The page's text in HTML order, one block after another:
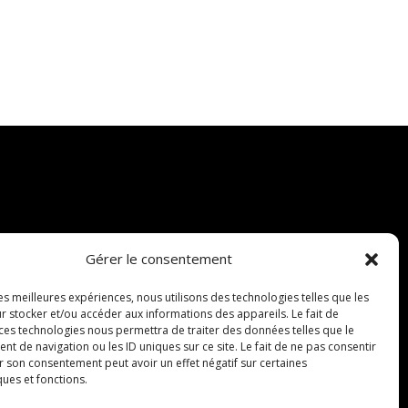
Gérer le consentement
meilleures expériences, nous utilisons des technologies telles que les
stocker et/ou accéder aux informations des appareils. Le fait de
technologies nous permettra de traiter des données telles que le
de navigation ou les ID uniques sur ce site. Le fait de ne pas consentir
son consentement peut avoir un effet négatif sur certaines
et fonctions.